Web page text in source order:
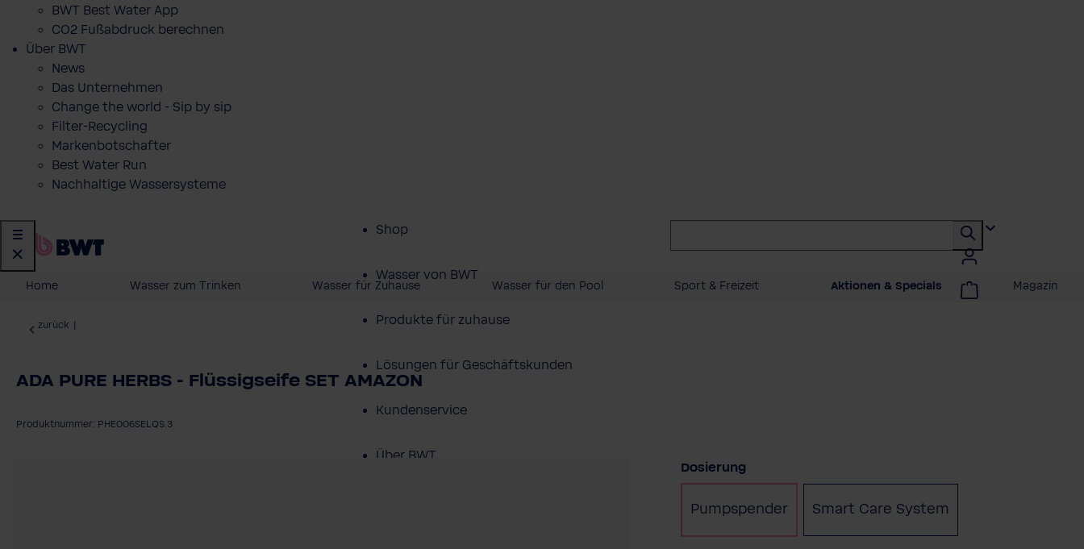
BWT Best Water App
CO2 Fußabdruck berechnen
Über BWT
News
Das Unternehmen
Change the world - Sip by sip
Filter-Recycling
Markenbotschafter
Best Water Run
Nachhaltige Wassersysteme
Shop
Wasser von BWT
Produkte für zuhause
Lösungen für Geschäftskunden
Kundenservice
Über BWT
Home Wasser zum Trinken Wasser für Zuhause Wasser für den Pool Sport & Freizeit Aktionen & Specials Magazin
zurück
ADA PURE HERBS - Flüssigseife SET AMAZON
Produktnummer: PHE006SELQS.3
Dosierung
Pumpspender Smart Care System